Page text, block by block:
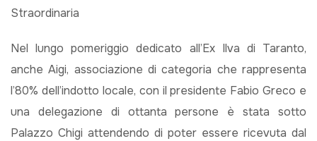
Straordinaria
Nel lungo pomeriggio dedicato all’Ex Ilva di Taranto,
anche Aigi, associazione di categoria che rappresenta
l’80% dell’indotto locale, con il presidente Fabio Greco e
una delegazione di ottanta persone è stata sotto
Palazzo Chigi attendendo di poter essere ricevuta dal